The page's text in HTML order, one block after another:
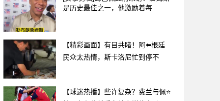
是历史最佳之一，他激励着每
【精彩画面】有目共睹！阿⬅️根廷
民众太热情，斯卡洛尼忙到停不
【球迷热播】些许复杂？费兰与佩⭐